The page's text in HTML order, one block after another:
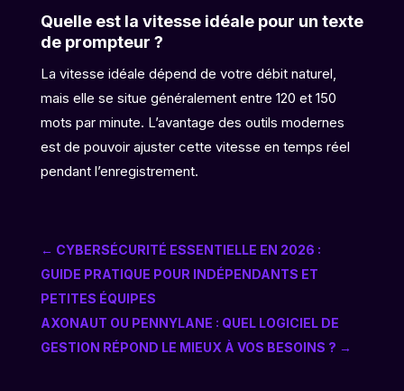
Quelle est la vitesse idéale pour un texte
de prompteur ?
La vitesse idéale dépend de votre débit naturel,
mais elle se situe généralement entre 120 et 150
mots par minute. L’avantage des outils modernes
est de pouvoir ajuster cette vitesse en temps réel
pendant l’enregistrement.
← CYBERSÉCURITÉ ESSENTIELLE EN 2026 :
GUIDE PRATIQUE POUR INDÉPENDANTS ET
PETITES ÉQUIPES
AXONAUT OU PENNYLANE : QUEL LOGICIEL DE
GESTION RÉPOND LE MIEUX À VOS BESOINS ? →